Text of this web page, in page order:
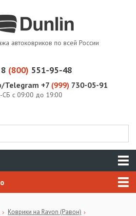
автоковриков по всей России
8 (800) 551-95-48
Telegram +7 (999) 730-05-91
с 09:00 до 19:00
Коврики на Ravon (Равон)